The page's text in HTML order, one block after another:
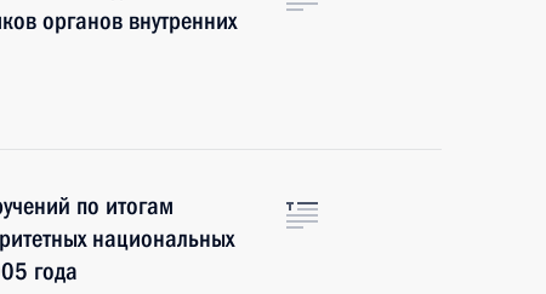
органов внутренних
по итогам
национальных
года